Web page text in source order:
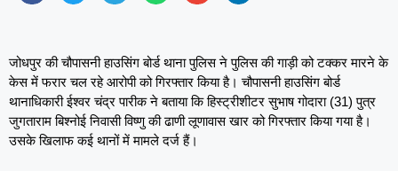
जोधपुर की चौपासनी हाउसिंग बोर्ड थाना पुलिस ने पुलिस की गाड़ी को टक्कर मारने के
केस में फरार चल रहे आरोपी को गिरफ्तार किया है। चौपासनी हाउसिंग बोर्ड
थानाधिकारी ईश्वर चंद्र पारीक ने बताया कि हिस्ट्रीशीटर सुभाष गोदारा (31) पुत्र
जुगताराम बिश्नोई निवासी विष्णु की ढाणी लूणावास खार को गिरफ्तार किया गया है।
उसके खिलाफ कई थानों में मामले दर्ज हैं।